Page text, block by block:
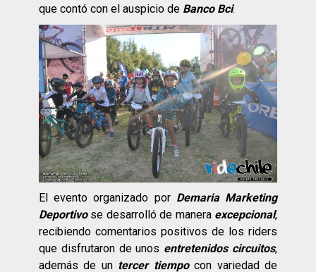
que contó con el auspicio de Banco Bci.
El evento organizado por Demaria Marketing
Deportivose desarrolló de manera excepcional,
recibiendo comentarios positivos de los riders
que disfrutaron de unos entretenidos circuitos,
además de un tercer tiempocon variedad de